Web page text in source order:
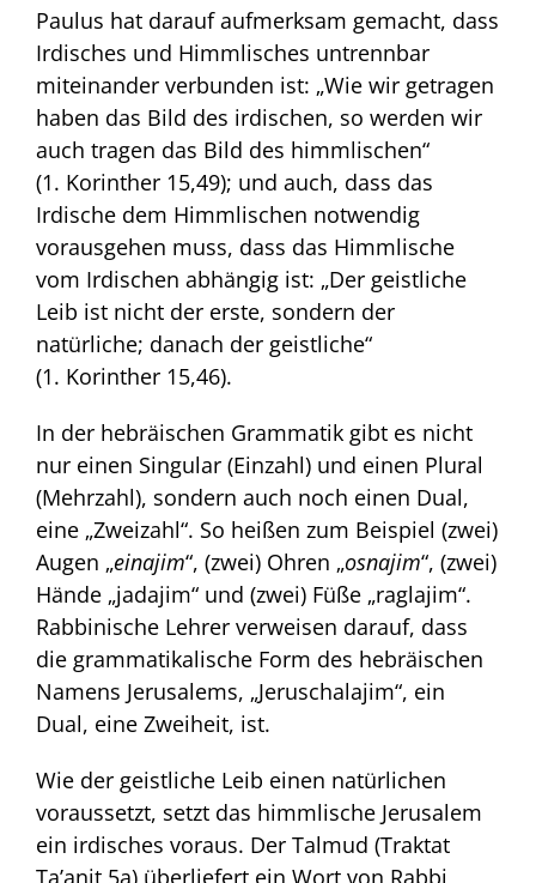
Paulus hat darauf aufmerksam gemacht, dass
Irdisches und Himmlisches untrennbar
miteinander verbunden ist: „Wie wir getragen
haben das Bild des irdischen, so werden wir
auch tragen das Bild des himmlischen“
(1. Korinther 15,49); und auch, dass das
Irdische dem Himmlischen notwendig
vorausgehen muss, dass das Himmlische
vom Irdischen abhängig ist: „Der geistliche
Leib ist nicht der erste, sondern der
natürliche; danach der geistliche“
(1. Korinther 15,46).
In der hebräischen Grammatik gibt es nicht
nur einen Singular (Einzahl) und einen Plural
(Mehrzahl), sondern auch noch einen Dual,
eine „Zweizahl“. So heißen zum Beispiel (zwei)
Augen „einajim“, (zwei) Ohren „osnajim“, (zwei)
Hände „jadajim“ und (zwei) Füße „raglajim“.
Rabbinische Lehrer verweisen darauf, dass
die grammatikalische Form des hebräischen
Namens Jerusalems, „Jeruschalajim“, ein
Dual, eine Zweiheit, ist.
Wie der geistliche Leib einen natürlichen
voraussetzt, setzt das himmlische Jerusalem
ein irdisches voraus. Der Talmud (Traktat